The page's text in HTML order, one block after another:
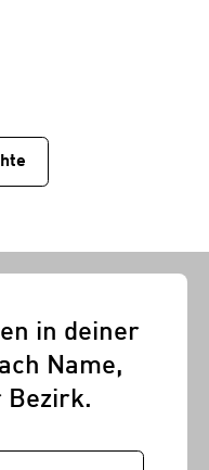
in deiner
Name,
Bezirk.